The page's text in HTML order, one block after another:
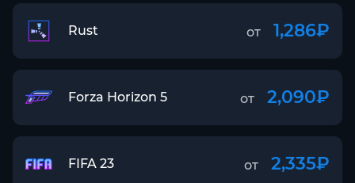
Rust от 1,286₽
Forza Horizon 5 от 2,090₽
FIFA 23 от 2,335₽